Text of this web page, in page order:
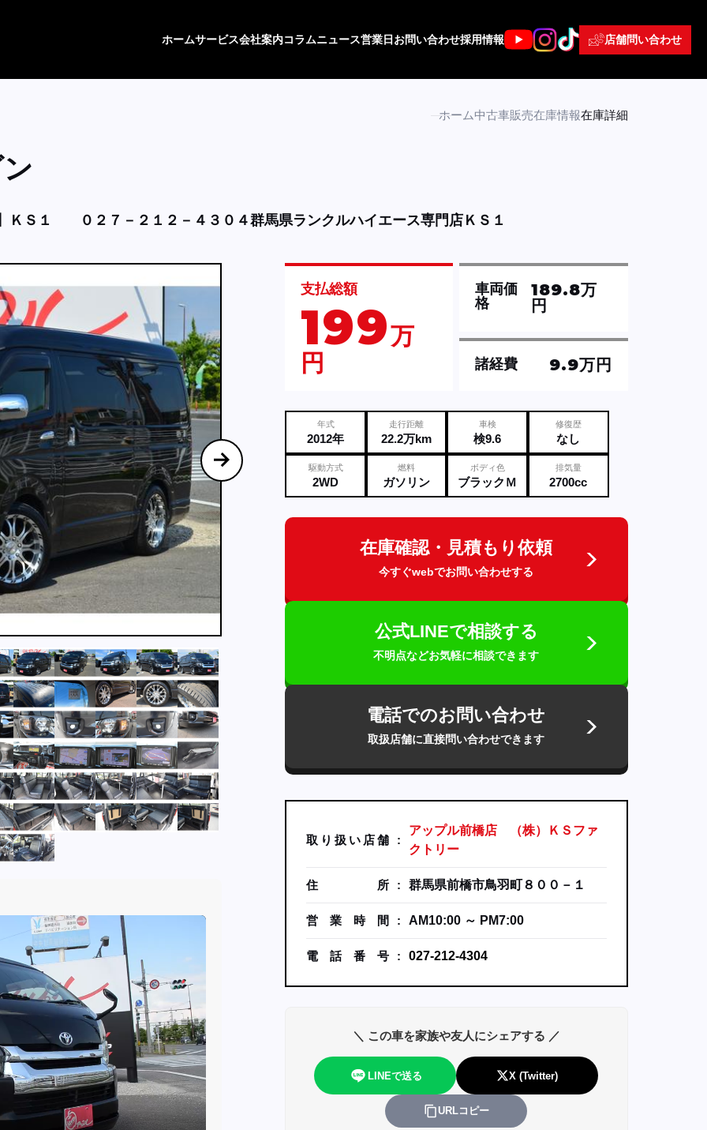
ホームサービス会社案内コラムニュース営業日 お問い合わせ採用情報 店舗問い合わせ
ホーム中古車販売在庫情報在庫詳細
ＫＳ１ ０２７－２１２－４３０４群馬県ランクルハイエース専門店ＫＳ１
支払総額
199万
円
諸経費 9.9万円
車両価
格
189.8万
円
年式
2012年
走行距離
22.2万km
車検
検9.6
修復歴
なし
駆動方式
2WD
燃料
ガソリン
ボディ色
ブラックＭ
排気量
2700cc
在庫確認・見積もり依頼
今すぐwebでお問い合わせする
公式LINEで相談する
不明点などお気軽に相談できます
電話でのお問い合わせ
取扱店舗に直接問い合わせできます
取 り 扱 い 店舗
アップル前橋店 （株）ＫＳファ
クトリー
住 所 群馬県前橋市鳥羽町８００－１
営 業 時 間 AM10:00 ～ PM7:00
電 話 番 号 027-212-4304
＼ この車を家族や友人にシェアする ／
LINEで送る X (Twitter)
URLコピー